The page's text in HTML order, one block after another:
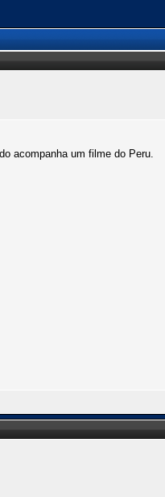
acompanha um filme do Peru.